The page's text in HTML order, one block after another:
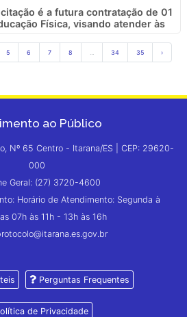
é a futura contratação de 01
Física, visando atender às
5 6 7 8 34 35 ›
ao Público
Nº 65 Centro - Itarana/ES | CEP: 29620-
000
Geral: (27) 3720-4600
Horário de Atendimento: Segunda à
07h às 11h - 13h às 16h
Perguntas Frequentes
de Privacidade